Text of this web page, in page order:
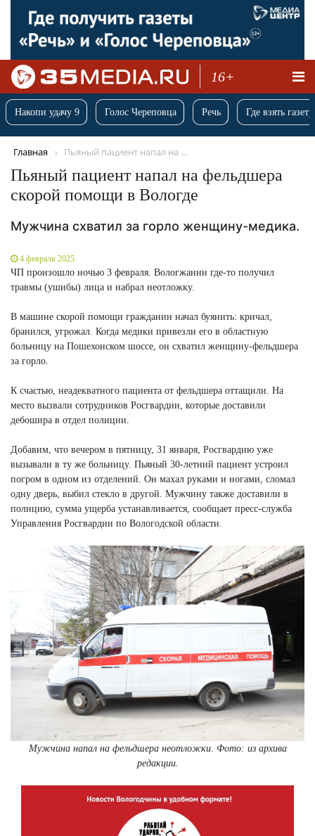
16+
Накопи удачу 9 Голос Череповца Речь Где взять
Главная Пьяный пациент напал на ...
Пьяный пациент напал на фельдшера
скорой помощи в Вологде
Мужчина схватил за горло женщину-медика.
4 февраля 2025
ЧП произошло ночью 3 февраля. Вологжанин где-то получил
травмы (ушибы) лица и набрал неотложку.
В машине скорой помощи гражданин начал буянить: кричал,
бранился, угрожал. Когда медики привезли его в областную
больницу на Пошехонском шоссе, он схватил женщину-фельдшера
за горло.
К счастью, неадекватного пациента от фельдшера оттащили. На
место вызвали сотрудников Росгвардии, которые доставили
дебошира в отдел полиции.
Добавим, что вечером в пятницу, 31 января, Росгвардию уже
вызывали в ту же больницу. Пьяный 30-летний пациент устроил
погром в одном из отделений. Он махал руками и ногами, сломал
одну дверь, выбил стекло в другой. Мужчину также доставили в
полицию, сумма ущерба устанавливается, сообщает пресс-служба
Управления Росгвардии по Вологодской области.
Мужчина напал на фельдшера неотложки. Фото: из архива
редакции.